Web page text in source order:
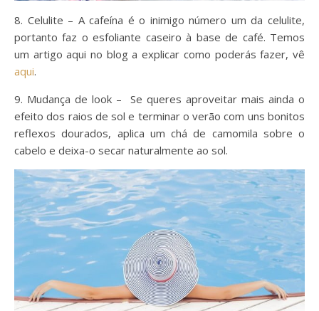
8. Celulite – A cafeína é o inimigo número um da celulite,
portanto faz o esfoliante caseiro à base de café. Temos
um artigo aqui no blog a explicar como poderás fazer, vê
aqui.
9. Mudança de look – Se queres aproveitar mais ainda o
efeito dos raios de sol e terminar o verão com uns bonitos
reflexos dourados, aplica um chá de camomila sobre o
cabelo e deixa-o secar naturalmente ao sol.